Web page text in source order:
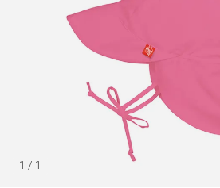
1 / 1